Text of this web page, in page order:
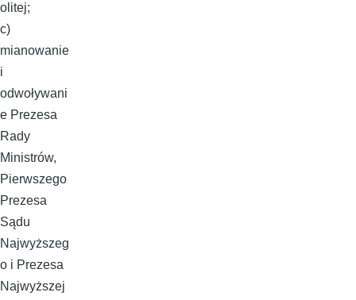
olitej;
c)
mianowanie
i
odwoływani
e Prezesa
Rady
Ministrów,
Pierwszego
Prezesa
Sądu
Najwyższeg
o i Prezesa
Najwyższej